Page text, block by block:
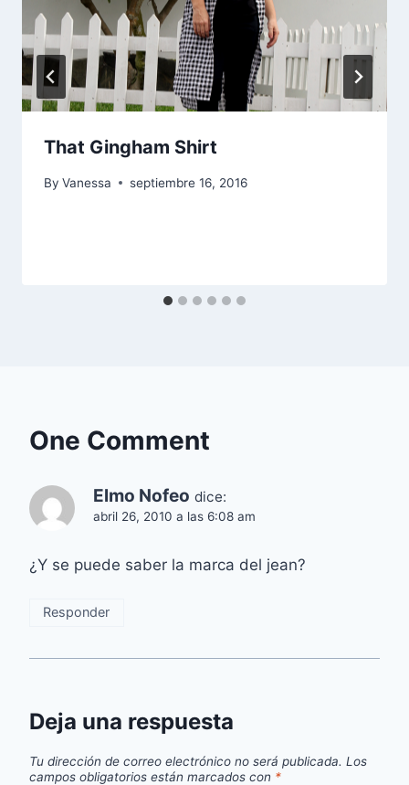
That Gingham Shirt
By Vanessa septiembre 16, 2016
One Comment
Elmo Nofeo dice:
abril 26, 2010 a las 6:08 am
¿Y se puede saber la marca del jean?
Responder
Deja una respuesta
Tu dirección de correo electrónico no será publicada. Los
campos obligatorios están marcados con *